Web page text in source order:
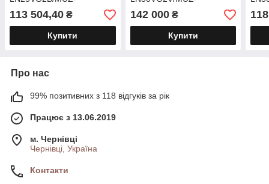
LN25VGHZ2 (Серія
Преміум) ZUBADAN
113 504,40 ₴
Купити
LN50VGHZ (Серія
Преміум) ZUBADAN
142 000₴
Купити
Про нас
99% позитивних з 118 відгуків за рік
Працює з 13.06.2019
м. Чернівці
Чернівці, Україна
Контакти